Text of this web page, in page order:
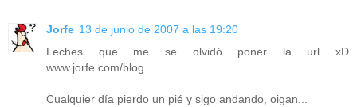
Jorfe 13 de junio de 2007 a las 19:20
Leches que me se olvidó poner la url xD
www.jorfe.com/blog
Cualquier día pierdo un pié y sigo andando, oigan...